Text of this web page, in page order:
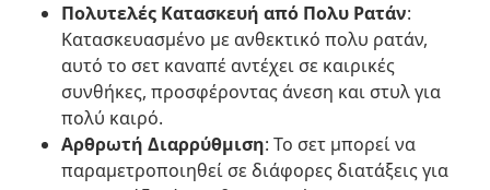
Πολυτελές Κατασκευή από Πολυ Ρατάν:
Κατασκευασμένο με ανθεκτικό πολυ ρατάν,
αυτό το σετ καναπέ αντέχει σε καιρικές
συνθήκες, προσφέροντας άνεση και στυλ για
πολύ καιρό.
Αρθρωτή Διαρρύθμιση: Το σετ μπορεί να
παραμετροποιηθεί σε διάφορες διατάξεις για